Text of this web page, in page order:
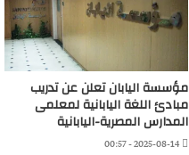
مؤسسة اليابان تعلن عن تدريب
مبادئ اللغة اليابانية لمعلمى
المدارس المصرية-اليابانية
2025-08-14 - 00:57